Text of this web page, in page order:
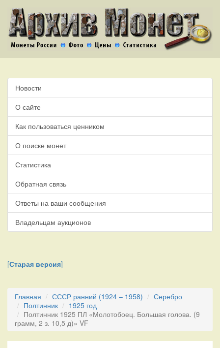
Новости
О сайте
Как пользоваться ценником
О поиске монет
Статистика
Обратная связь
Ответы на ваши сообщения
Владельцам аукционов
[Старая версия]
Главная СССР ранний (1924 – 1958)
Серебро
Полтинник
1925 год
Полтинник 1925 ПЛ «Молотобоец. Большая голова. (9
грамм, 2 з. 10,5 д)» VF